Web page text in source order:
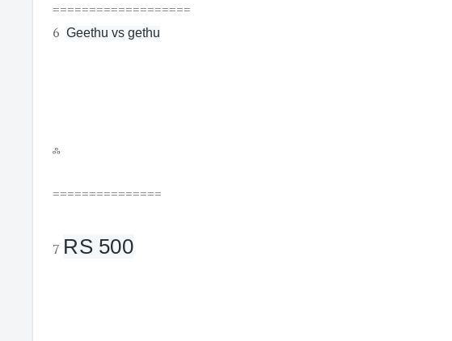
===================
6Geethu vs gethu
ஃ
===============
7 RS 500